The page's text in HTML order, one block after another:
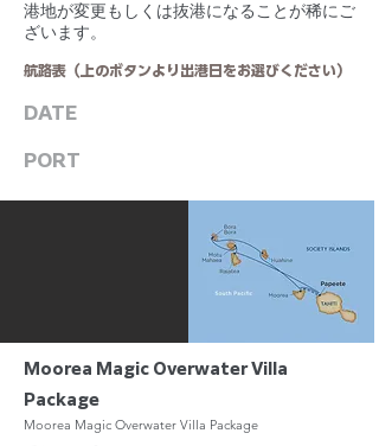
港地が変更もしくは抜港になることが稀にご
ざいます。
航路表（上のボタンより出港日をお選びください）
DATE
PORT
Moorea Magic Overwater Villa
Package
Moorea Magic Overwater Villa Package